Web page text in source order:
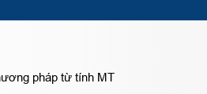
pháp từ tính MT